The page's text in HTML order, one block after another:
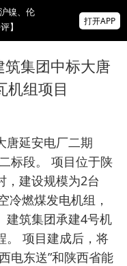
镍、伦
】
望
与市场
打开APP
筑集团中标大唐
机组项目
唐延安电厂二期
标段。 项目位于陕
，建设规模为2台
冷燃煤发电机组，
建筑集团承建4号机
。 项目建成后，将
电东送”和陕西省能